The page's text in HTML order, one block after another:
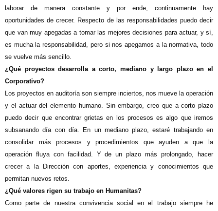
laborar de manera constante y por ende, continuamente hay
oportunidades de crecer. Respecto de las responsabilidades puedo decir
que van muy apegadas a tomar las mejores decisiones para actuar, y sí,
es mucha la responsabilidad, pero si nos apegamos a la normativa, todo
se vuelve más sencillo.
¿Qué proyectos desarrolla a corto, mediano y largo plazo en el
Corporativo?
Los proyectos en auditoría son siempre inciertos, nos mueve la operación
y el actuar del elemento humano. Sin embargo, creo que a corto plazo
puedo decir que encontrar grietas en los procesos es algo que iremos
subsanando día con día. En un mediano plazo, estaré trabajando en
consolidar más procesos y procedimientos que ayuden a que la
operación fluya con facilidad. Y de un plazo más prolongado, hacer
crecer a la Dirección con aportes, experiencia y conocimientos que
permitan nuevos retos.
¿Qué valores rigen su trabajo en Humanitas?
Como parte de nuestra convivencia social en el trabajo siempre he